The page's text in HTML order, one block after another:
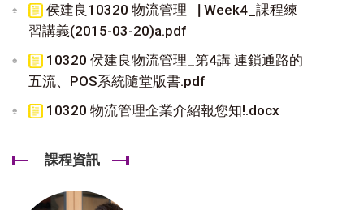
侯建良10320 物流管理▕ Week4_課程練
習講義(2015-03-20)a.pdf
10320 侯建良物流管理_第4講 連鎖通路的
五流、POS系統隨堂版書.pdf
10320 物流管理企業介紹報您知!.docx
課程資訊